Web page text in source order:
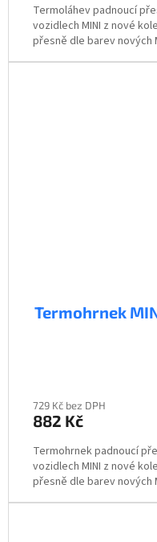
Termoláhev padnoucí
vozidlech MINI z nové
přesně dle barev nových
Termohrnek
729 Kč bez DPH
882 Kč
Termohrnek padnoucí
vozidlech MINI z nové
přesně dle barev nových